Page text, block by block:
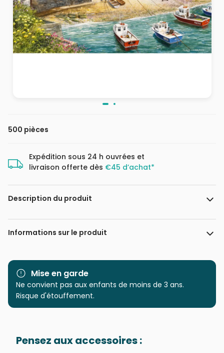
500 pièces
Expédition sous 24 h ouvrées et
livraison offerte dès €45 d’achat*
Description du produit
Terry Harrison
Informations sur le produit
Marque
Gibsons, le charme des
Catégorie
Mise en garde
Ne convient pas aux enfants de moins de 3 ans.
Risque d'étouffement.
Pensez aux accessoires :